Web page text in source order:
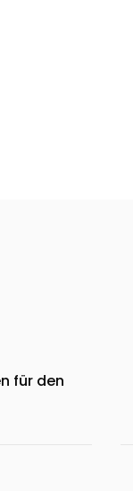
für den